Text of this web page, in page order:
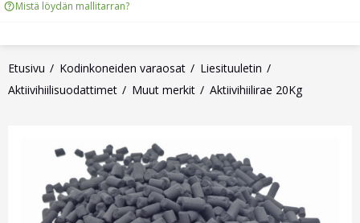
Mistä löydän mallitarran?
Etusivu Kodinkoneiden varaosat
Liesituuletin
Aktiivihiilisuodattimet
Muut merkit Aktiivihiilirae 20Kg